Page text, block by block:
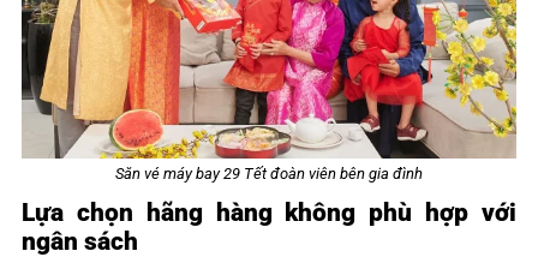
Săn vé máy bay 29 Tết đoàn viên bên gia đình
Lựa chọn hãng hàng không phù hợp với
ngân sách